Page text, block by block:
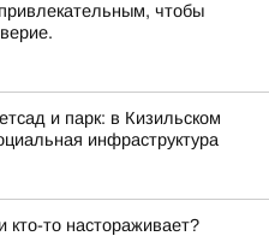
чтобы
и парк: в Кизильском
инфраструктура
кто-то настораживает?